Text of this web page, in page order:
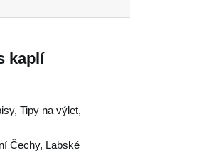
kaplí
Tipy na výlet,
Čechy, Labské